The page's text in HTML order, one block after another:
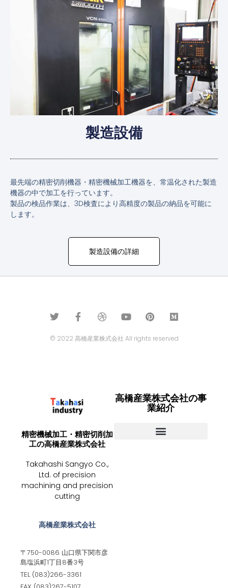
製造設備
最先端の精密切削機器・精密機械加工機器を、 常温化された製造
機器の中で加工を行っています。
製品の検品作業は、3D検査により高精度の製品の納品を可能に
します。
製造設備の詳細
© 2022 高橋産業株式会社 All rights reserved
精密機械加工・精密切削加
工の高橋産業株式会社
Takahashi Sangyo Co.,
Ltd. of precision
machining and precision
cutting
高橋産業株式会社
〒750-0086 山口県下関市彦
島塩浜町1丁目8番3号
TEL (083)266-3361
高橋産業株式会社の事
業紹介